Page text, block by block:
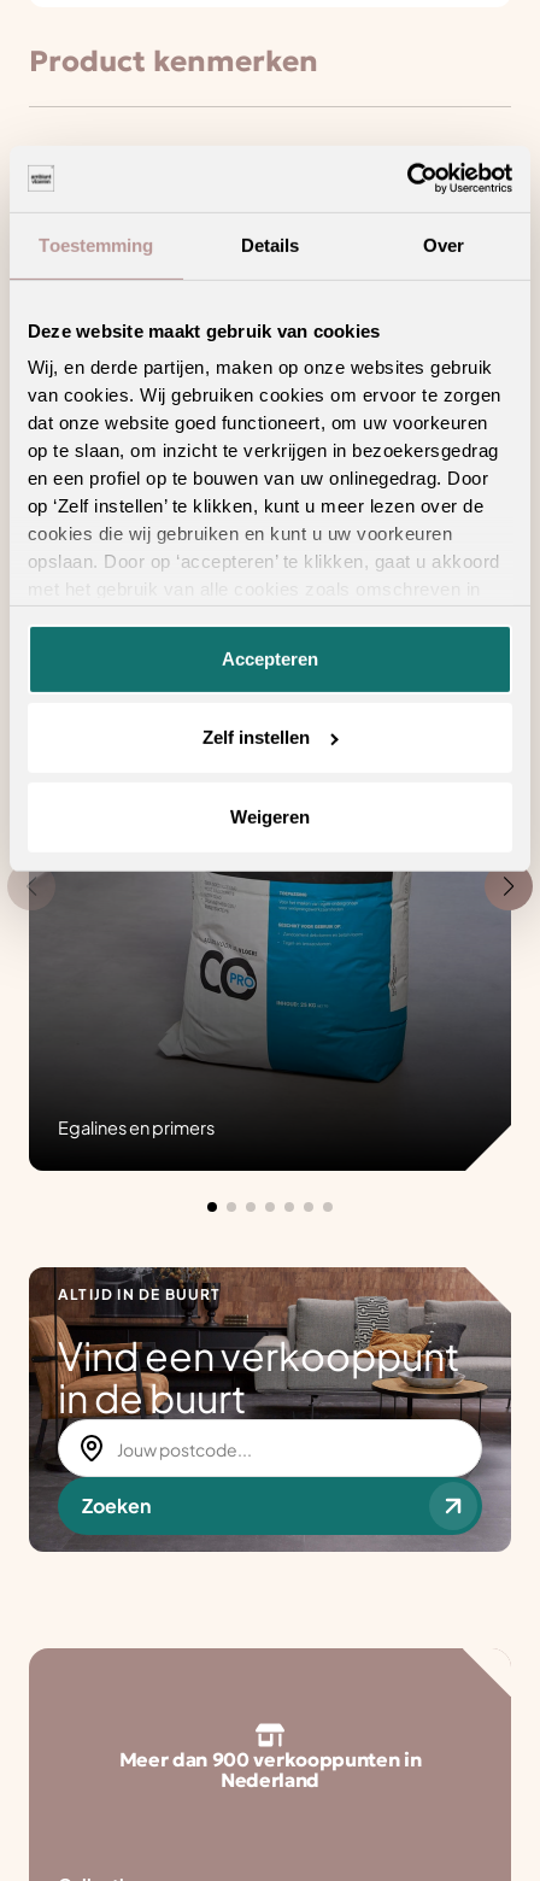
Toestemming Details Over
Deze website maakt gebruik van cookies
Wij, en derde partijen, maken op onze websites gebruik
van cookies. Wij gebruiken cookies om ervoor te zorgen
dat onze website goed functioneert, om uw voorkeuren
op te slaan, om inzicht te verkrijgen in bezoekersgedrag
en een profiel op te bouwen van uw onlinegedrag. Door
op ‘Zelf instellen’ te klikken, kunt u meer lezen over de
cookies die wij gebruiken en kunt u uw voorkeuren
opslaan. Door op ‘accepteren’ te klikken, gaat u akkoord
met het gebruik van alle cookies zoals omschreven in
Accepteren
Zelf instellen
Weigeren
Product kenmerken
Geniet van een stille vloer met Silent Rigid
Deze vloer haalt het maximale uit jouw
vloerverwarming en -koeling
Minder contactgeluid voor meer
Geschikte
vloertoebehoren
Egalines en primers
ALTIJD IN DE BUURT
Vind een verkooppunt
in de buurt
Zoeken
Meer dan 900 verkooppunten in
Nederland